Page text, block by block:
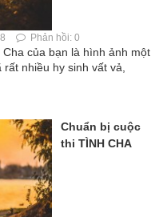
Phản hồi: 0
của bạn là hình ảnh một
nhiều hy sinh vất vả,
Chuẩn bị cuộc
thi TÌNH CHA